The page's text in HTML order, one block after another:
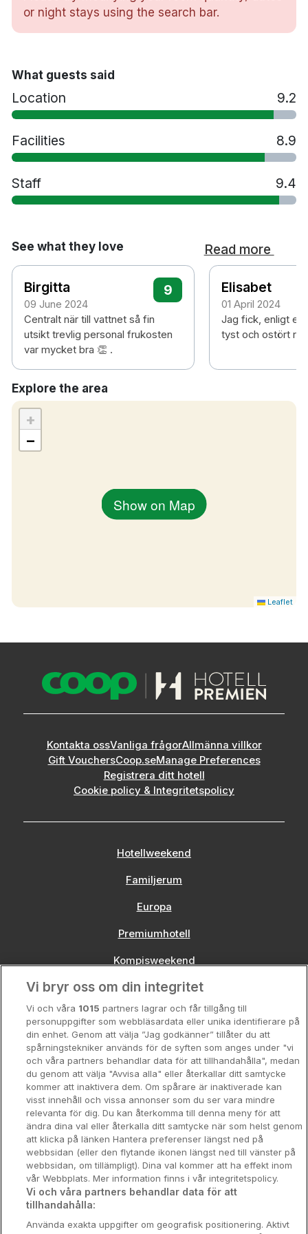
Skrivbord
Hårtork
Strykjärn/strykbräda på begäran
Gratis toalettartiklar
Bastu
Spa behandlingar
Sky Bar gastrobar - bar på 24:e våningen som
serverar cocktails och snacks
mexikanska köket
Extrasäng mot en avgift på 300 kronor per natt
vistelse
Handikappsanpassade rum finns tillgängliga
Parkering mot en avgift på 160 kronor per dag
Rökfritt
3 minuters promenad till Västerås konserthus
5 minuters promenad till Västerås
centralstation
2km till Kokpunkten Actionbad
flygplats
or night stays using the search bar.
What guests said
Location 9.2
Facilities 8.9
Staff 9.4
See what they love Read more
Birgitta
09 June 2024
9
Centralt när till vattnet så fin
utsikt trevlig personal frukosten
var mycket bra 👏 .
Elisabet
01 April 2024
Jag fick, enligt
tyst och ostört
Explore the area
Show on Map
+
−
Leaflet
Kontakta ossVanliga frågorAllmänna villkor
Gift VouchersCoop.seManage Preferences
Registrera ditt hotell
Cookie policy & Integritetspolicy
Hotellweekend
Familjerum
Europa
Premiumhotell
Kompisweekend
Storstadsweekend
Hotellrum under 995 kr
Spahotell
Sydsverige
Om Hotellpremien
Nya hotell
Stadsweekend
Booking Enquiries:
Vi bryr oss om din integritet
Vi och våra 1015 partners lagrar och får tillgång till
personuppgifter som webbläsardata eller unika identifierare på
din enhet. Genom att välja ”Jag godkänner” tillåter du att
spårningstekniker används för de syften som anges under "vi
och våra partners behandlar data för att tillhandahålla", medan
du genom att välja "Avvisa alla" eller återkallar ditt samtycke
kommer att inaktivera dem. Om spårare är inaktiverade kan
visst innehåll och vissa annonser som du ser vara mindre
relevanta för dig. Du kan återkomma till denna meny för att
ändra dina val eller återkalla ditt samtycke när som helst genom
att klicka på länken Hantera preferenser längst ned på
webbsidan (eller den flytande ikonen längst ned till vänster på
webbsidan, om tillämpligt). Dina val kommer att ha effekt inom
vår Webbplats. Mer information finns i vår integritetspolicy.
Vi och våra partners behandlar data för att
tillhandahålla:
Använda exakta uppgifter om geografisk positionering. Aktivt